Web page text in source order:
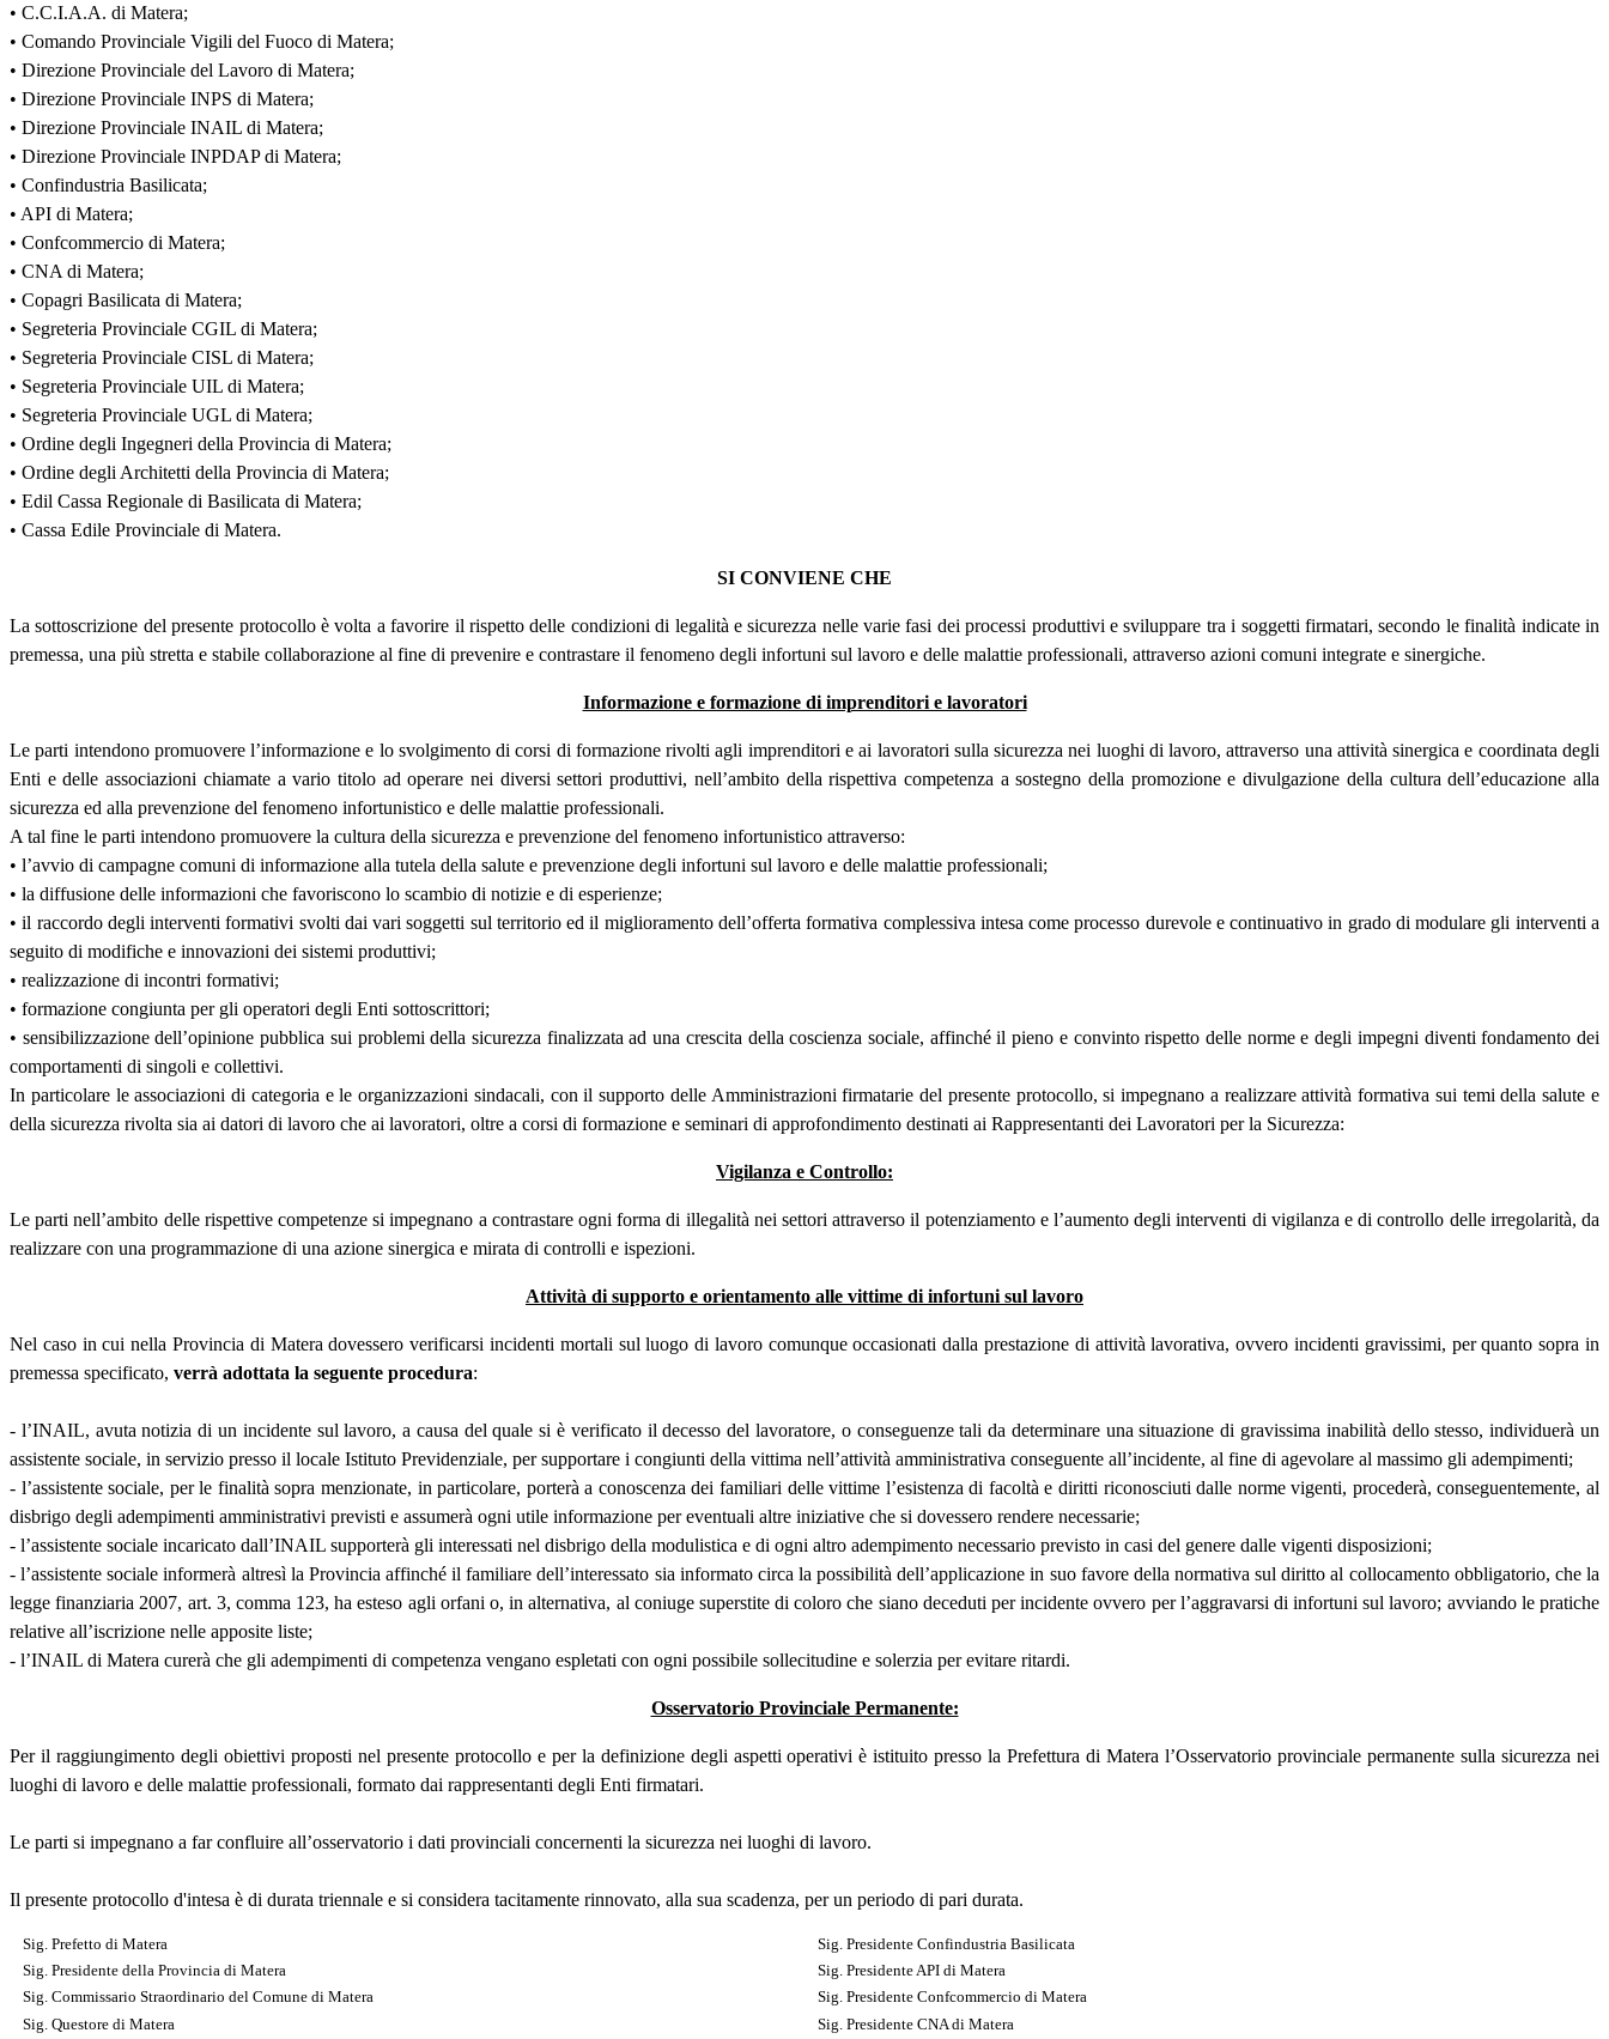
• C.C.I.A.A. di Matera;
• Comando Provinciale Vigili del Fuoco di Matera;
• Direzione Provinciale del Lavoro di Matera;
• Direzione Provinciale INPS di Matera;
• Direzione Provinciale INAIL di Matera;
• Direzione Provinciale INPDAP di Matera;
• Confindustria Basilicata;
• API di Matera;
• Confcommercio di Matera;
• CNA di Matera;
• Copagri Basilicata di Matera;
• Segreteria Provinciale CGIL di Matera;
• Segreteria Provinciale CISL di Matera;
• Segreteria Provinciale UIL di Matera;
• Segreteria Provinciale UGL di Matera;
• Ordine degli Ingegneri della Provincia di Matera;
• Ordine degli Architetti della Provincia di Matera;
• Edil Cassa Regionale di Basilicata di Matera;
• Cassa Edile Provinciale di Matera.
SI CONVIENE CHE
La sottoscrizione del presente protocollo è volta a favorire il rispetto delle condizioni di legalità e sicurezza nelle varie fasi dei processi produttivi e sviluppare tra i soggetti firmatari, secondo le finalità indicate in
premessa, una più stretta e stabile collaborazione al fine di prevenire e contrastare il fenomeno degli infortuni sul lavoro e delle malattie professionali, attraverso azioni comuni integrate e sinergiche.
Informazione e formazione di imprenditori e lavoratori
Le parti intendono promuovere l’informazione e lo svolgimento di corsi di formazione rivolti agli imprenditori e ai lavoratori sulla sicurezza nei luoghi di lavoro, attraverso una attività sinergica e coordinata degli
Enti e delle associazioni chiamate a vario titolo ad operare nei diversi settori produttivi, nell’ambito della rispettiva competenza a sostegno della promozione e divulgazione della cultura dell’educazione alla
sicurezza ed alla prevenzione del fenomeno infortunistico e delle malattie professionali.
A tal fine le parti intendono promuovere la cultura della sicurezza e prevenzione del fenomeno infortunistico attraverso:
• l’avvio di campagne comuni di informazione alla tutela della salute e prevenzione degli infortuni sul lavoro e delle malattie professionali;
• la diffusione delle informazioni che favoriscono lo scambio di notizie e di esperienze;
• il raccordo degli interventi formativi svolti dai vari soggetti sul territorio ed il miglioramento dell’offerta formativa complessiva intesa come processo durevole e continuativo in grado di modulare gli interventi a
seguito di modifiche e innovazioni dei sistemi produttivi;
• realizzazione di incontri formativi;
• formazione congiunta per gli operatori degli Enti sottoscrittori;
• sensibilizzazione dell’opinione pubblica sui problemi della sicurezza finalizzata ad una crescita della coscienza sociale, affinché il pieno e convinto rispetto delle norme e degli impegni diventi fondamento dei
comportamenti di singoli e collettivi.
In particolare le associazioni di categoria e le organizzazioni sindacali, con il supporto delle Amministrazioni firmatarie del presente protocollo, si impegnano a realizzare attività formativa sui temi della salute e
della sicurezza rivolta sia ai datori di lavoro che ai lavoratori, oltre a corsi di formazione e seminari di approfondimento destinati ai Rappresentanti dei Lavoratori per la Sicurezza:
Vigilanza e Controllo:
Le parti nell’ambito delle rispettive competenze si impegnano a contrastare ogni forma di illegalità nei settori attraverso il potenziamento e l’aumento degli interventi di vigilanza e di controllo delle irregolarità, da
realizzare con una programmazione di una azione sinergica e mirata di controlli e ispezioni.
Attività di supporto e orientamento alle vittime di infortuni sul lavoro
Nel caso in cui nella Provincia di Matera dovessero verificarsi incidenti mortali sul luogo di lavoro comunque occasionati dalla prestazione di attività lavorativa, ovvero incidenti gravissimi, per quanto sopra in
premessa specificato, verrà adottata la seguente procedura:
- l’INAIL, avuta notizia di un incidente sul lavoro, a causa del quale si è verificato il decesso del lavoratore, o conseguenze tali da determinare una situazione di gravissima inabilità dello stesso, individuerà un
assistente sociale, in servizio presso il locale Istituto Previdenziale, per supportare i congiunti della vittima nell’attività amministrativa conseguente all’incidente, al fine di agevolare al massimo gli adempimenti;
- l’assistente sociale, per le finalità sopra menzionate, in particolare, porterà a conoscenza dei familiari delle vittime l’esistenza di facoltà e diritti riconosciuti dalle norme vigenti, procederà, conseguentemente, al
disbrigo degli adempimenti amministrativi previsti e assumerà ogni utile informazione per eventuali altre iniziative che si dovessero rendere necessarie;
- l’assistente sociale incaricato dall’INAIL supporterà gli interessati nel disbrigo della modulistica e di ogni altro adempimento necessario previsto in casi del genere dalle vigenti disposizioni;
- l’assistente sociale informerà altresì la Provincia affinché il familiare dell’interessato sia informato circa la possibilità dell’applicazione in suo favore della normativa sul diritto al collocamento obbligatorio, che la
legge finanziaria 2007, art. 3, comma 123, ha esteso agli orfani o, in alternativa, al coniuge superstite di coloro che siano deceduti per incidente ovvero per l’aggravarsi di infortuni sul lavoro; avviando le pratiche
relative all’iscrizione nelle apposite liste;
- l’INAIL di Matera curerà che gli adempimenti di competenza vengano espletati con ogni possibile sollecitudine e solerzia per evitare ritardi.
Osservatorio Provinciale Permanente:
Per il raggiungimento degli obiettivi proposti nel presente protocollo e per la definizione degli aspetti operativi è istituito presso la Prefettura di Matera l’Osservatorio provinciale permanente sulla sicurezza nei
luoghi di lavoro e delle malattie professionali, formato dai rappresentanti degli Enti firmatari.
Le parti si impegnano a far confluire all’osservatorio i dati provinciali concernenti la sicurezza nei luoghi di lavoro.
Il presente protocollo d'intesa è di durata triennale e si considera tacitamente rinnovato, alla sua scadenza, per un periodo di pari durata.
Sig. Prefetto di Matera
Sig. Presidente della Provincia di Matera
Sig. Commissario Straordinario del Comune di Matera
Sig. Questore di Matera
Sig. Presidente Confindustria Basilicata
Sig. Presidente API di Matera
Sig. Presidente Confcommercio di Matera
Sig. Presidente CNA di Matera